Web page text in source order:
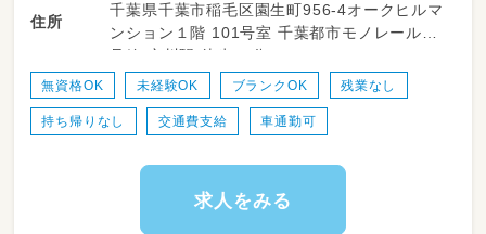
・持ち帰り仕事、残業ナシ！子育て中のママも多
数活躍中！
・児童のみならずご家族へのケアもサービスの
一環として取り組みをしています。
・ワークバランスを重視した運営をしていま
住所
千葉県千葉市稲毛区園生町956‐4オークヒルマ
ンション１階 101号室 千葉都市モノレール２
号線 穴川駅 徒歩12分
無資格OK 未経験OK ブランクOK 残業なし
持ち帰りなし 交通費支給 車通勤可
求人をみる